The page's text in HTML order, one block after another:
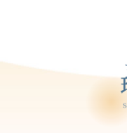
2026.6.28
今日は感謝の心だ